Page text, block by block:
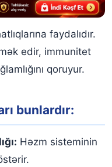
faydalıdır.
edir, immunitet
qoruyur.
bunlardır:
Həzm sisteminin